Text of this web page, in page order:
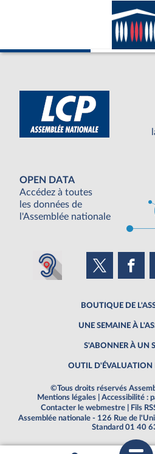
OPEN DATA
Accédez à toutes
les données de
l'Assemblée nationale
BOUTIQUE DE
UNE SEMAINE À
S'ABONNER À UN
OUTIL D'ÉVALUATION
©Tous droits réservés
Mentions légales
Accessibilité :
Contacter le webmestre
Fils
Assemblée nationale - 126 Rue de
Standard 01 40